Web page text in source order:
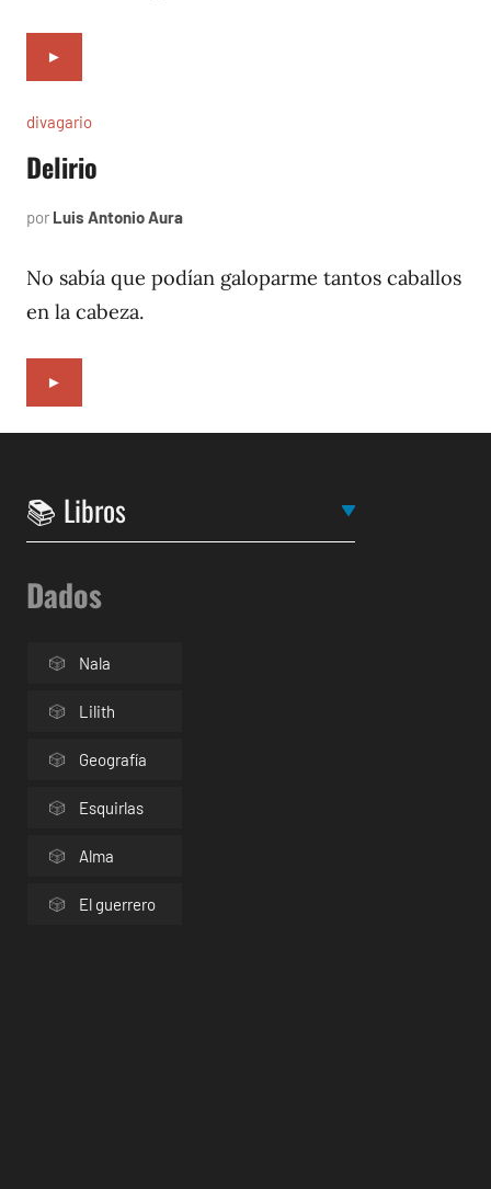
►
divagario
Delirio
por Luis Antonio Aura
1996
No sabía que podían galoparme tantos caballos
en la cabeza.
►
Dados
Nala
Lilith
Geografía
Esquirlas
Alma
El guerrero